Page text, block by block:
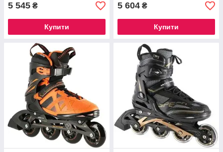
5 545 ₴
Купити
5 604 ₴
Купити